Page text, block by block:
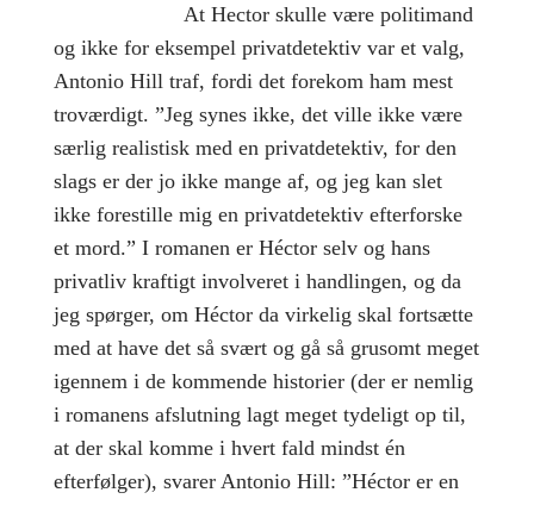
At Hector skulle være politimand
og ikke for eksempel privatdetektiv var et valg,
Antonio Hill traf, fordi det forekom ham mest
troværdigt. ”Jeg synes ikke, det ville ikke være
særlig realistisk med en privatdetektiv, for den
slags er der jo ikke mange af, og jeg kan slet
ikke forestille mig en privatdetektiv efterforske
et mord.” I romanen er Héctor selv og hans
privatliv kraftigt involveret i handlingen, og da
jeg spørger, om Héctor da virkelig skal fortsætte
med at have det så svært og gå så grusomt meget
igennem i de kommende historier (der er nemlig
i romanens afslutning lagt meget tydeligt op til,
at der skal komme i hvert fald mindst én
efterfølger), svarer Antonio Hill: ”Héctor er en